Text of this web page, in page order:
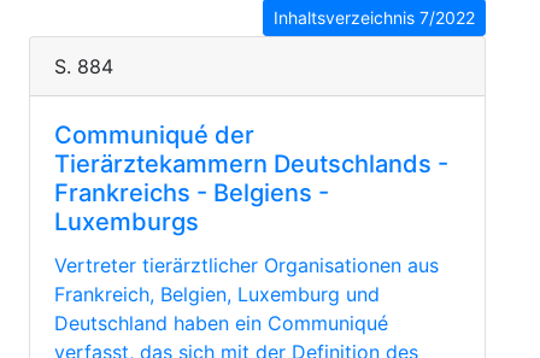
Inhaltsverzeichnis 7/2022
S. 884
Communiqué der
Tierärztekammern Deutschlands -
Frankreichs - Belgiens -
Luxemburgs
Vertreter tierärztlicher Organisationen aus
Frankreich, Belgien, Luxemburg und
Deutschland haben ein Communiqué
verfasst, das sich mit der Definition des